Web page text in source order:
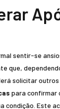
sentir-se
que,
solicitar outros
para confirmar
condição. Este